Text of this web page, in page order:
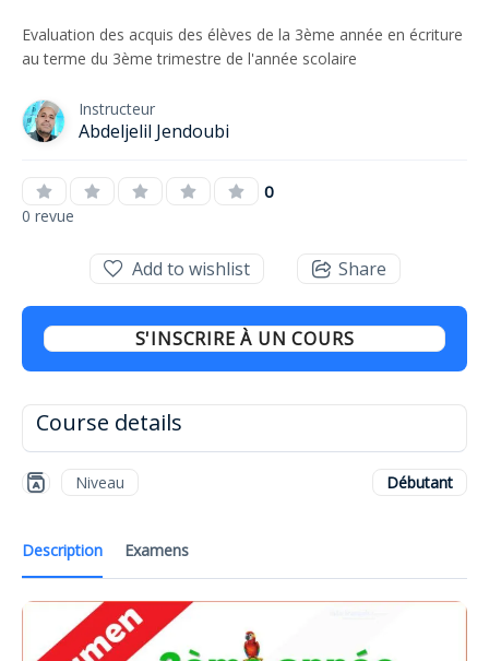
Evaluation des acquis des élèves de la 3ème année en écriture
au terme du 3ème trimestre de l'année scolaire
Instructeur
Abdeljelil Jendoubi
0
0 revue
Description Examens
Add to wishlist Share
S'INSCRIRE À UN COURS
Course details
Niveau Débutant